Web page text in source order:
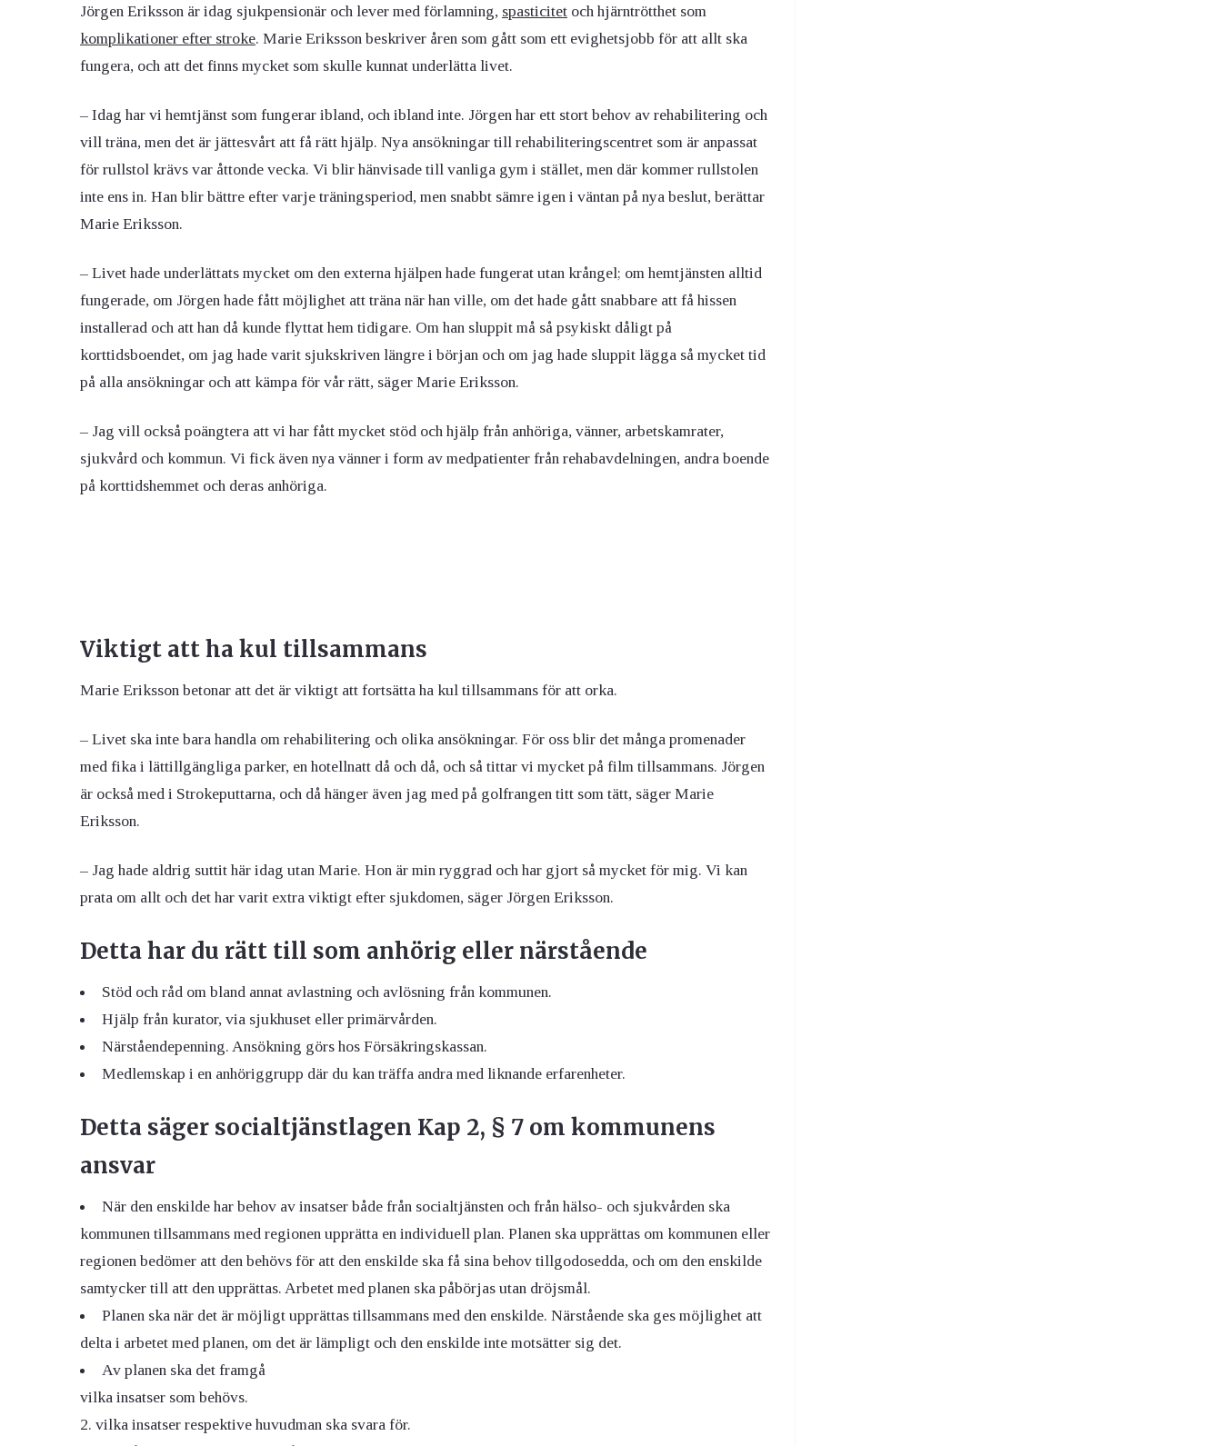
Jörgen Eriksson är idag sjukpensionär och lever med förlamning, spasticitet och hjärntrötthet som
komplikationer efter stroke. Marie Eriksson beskriver åren som gått som ett evighetsjobb för att allt ska
fungera, och att det finns mycket som skulle kunnat underlätta livet.
– Idag har vi hemtjänst som fungerar ibland, och ibland inte. Jörgen har ett stort behov av rehabilitering och
vill träna, men det är jättesvårt att få rätt hjälp. Nya ansökningar till rehabiliteringscentret som är anpassat
för rullstol krävs var åttonde vecka. Vi blir hänvisade till vanliga gym i stället, men där kommer rullstolen
inte ens in. Han blir bättre efter varje träningsperiod, men snabbt sämre igen i väntan på nya beslut, berättar
Marie Eriksson.
– Livet hade underlättats mycket om den externa hjälpen hade fungerat utan krångel; om hemtjänsten alltid
fungerade, om Jörgen hade fått möjlighet att träna när han ville, om det hade gått snabbare att få hissen
installerad och att han då kunde flyttat hem tidigare. Om han sluppit må så psykiskt dåligt på
korttidsboendet, om jag hade varit sjukskriven längre i början och om jag hade sluppit lägga så mycket tid
på alla ansökningar och att kämpa för vår rätt, säger Marie Eriksson.
– Jag vill också poängtera att vi har fått mycket stöd och hjälp från anhöriga, vänner, arbetskamrater,
sjukvård och kommun. Vi fick även nya vänner i form av medpatienter från rehabavdelningen, andra boende
på korttidshemmet och deras anhöriga.
Viktigt att ha kul tillsammans
Marie Eriksson betonar att det är viktigt att fortsätta ha kul tillsammans för att orka.
– Livet ska inte bara handla om rehabilitering och olika ansökningar. För oss blir det många promenader
med fika i lättillgängliga parker, en hotellnatt då och då, och så tittar vi mycket på film tillsammans. Jörgen
är också med i Strokeputtarna, och då hänger även jag med på golfrangen titt som tätt, säger Marie
Eriksson.
– Jag hade aldrig suttit här idag utan Marie. Hon är min ryggrad och har gjort så mycket för mig. Vi kan
prata om allt och det har varit extra viktigt efter sjukdomen, säger Jörgen Eriksson.
Detta har du rätt till som anhörig eller närstående
Stöd och råd om bland annat avlastning och avlösning från kommunen.
Hjälp från kurator, via sjukhuset eller primärvården.
Närståendepenning. Ansökning görs hos Försäkringskassan.
Medlemskap i en anhöriggrupp där du kan träffa andra med liknande erfarenheter.
Detta säger socialtjänstlagen Kap 2, § 7 om kommunens
ansvar
När den enskilde har behov av insatser både från socialtjänsten och från hälso- och sjukvården ska
kommunen tillsammans med regionen upprätta en individuell plan. Planen ska upprättas om kommunen eller
regionen bedömer att den behövs för att den enskilde ska få sina behov tillgodosedda, och om den enskilde
samtycker till att den upprättas. Arbetet med planen ska påbörjas utan dröjsmål.
Planen ska när det är möjligt upprättas tillsammans med den enskilde. Närstående ska ges möjlighet att
delta i arbetet med planen, om det är lämpligt och den enskilde inte motsätter sig det.
Av planen ska det framgå
vilka insatser som behövs.
2. vilka insatser respektive huvudman ska svara för.